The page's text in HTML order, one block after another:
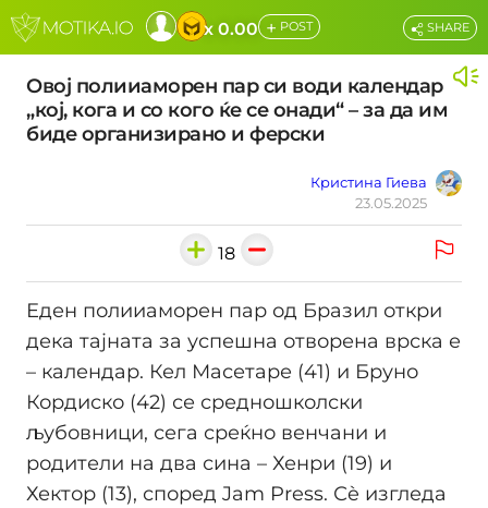
x 0.00 + POST
Овој полииаморен пар си води календар
„кој, кога и со кого ќе се онади“ – за да им
биде организирано и ферски
Кристина Гиева
23.05.2025
SHARE
18
Еден полииаморен пар од Бразил откри
дека тајната за успешна отворена врска е
– календар. Кел Масетаре (41) и Бруно
Кордиско (42) се средношколски
љубовници, сега среќно венчани и
родители на два сина – Хенри (19) и
Хектор (13), според Jam Press. Сè изгледа